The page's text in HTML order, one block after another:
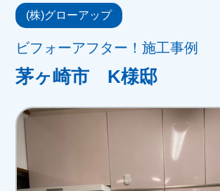
(株)グローアップ
ビフォーアフター！施工事例
茅ヶ崎市 K様邸